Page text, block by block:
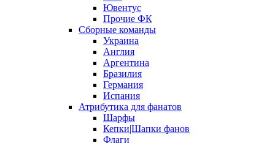
Ювентус
Прочие ФК
Сборные команды
Украина
Англия
Аргентина
Бразилия
Германия
Испания
Атрибутика для фанатов
Шарфы
Кепки|Шапки фанов
Флаги